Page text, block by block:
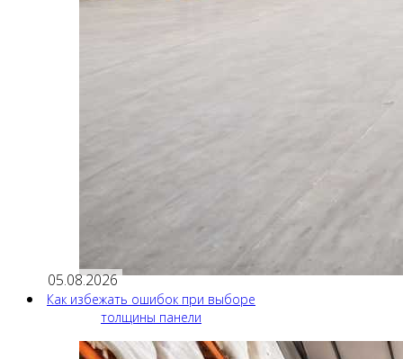
05.08.2026
Как избежать ошибок при выборе
толщины панели